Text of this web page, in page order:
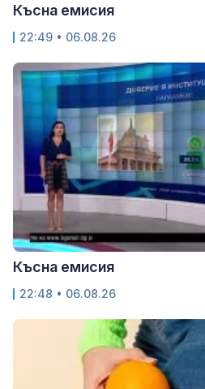
Късна емисия
22:49 • 06.08.26
Късна емисия
22:48 • 06.08.26